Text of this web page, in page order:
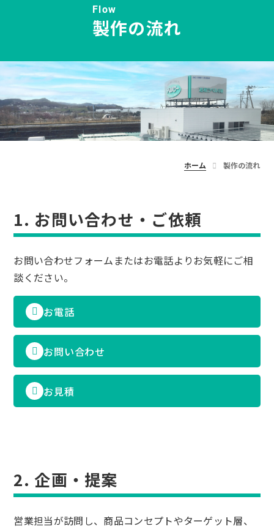
Flow
製作の流れ
ホーム 製作の流れ
1. お問い合わせ・ご依頼
お問い合わせフォームまたはお電話よりお気軽にご相
談ください。
お電話
お問い合わせ
お見積
2. 企画・提案
営業担当が訪問し、商品コンセプトやターゲット層、